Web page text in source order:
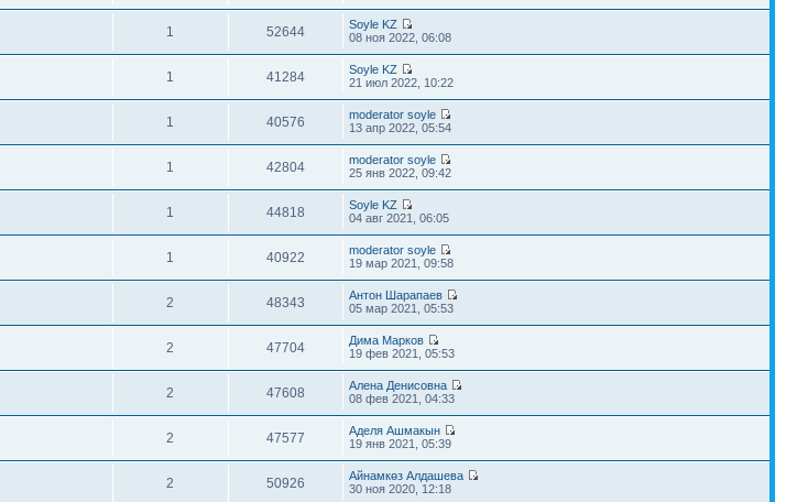
1 52644
Soyle KZ
08 ноя 2022, 06:08
1 41284
Soyle KZ
21 июл 2022, 10:22
1 40576
moderator soyle
13 апр 2022, 05:54
1 42804
moderator soyle
25 янв 2022, 09:42
1 44818
Soyle KZ
04 авг 2021, 06:05
1 40922
moderator soyle
19 мар 2021, 09:58
2 48343
Антон Шарапаев
05 мар 2021, 05:53
2 47704
Дима Марков
19 фев 2021, 05:53
2 47608
Алена Денисовна
08 фев 2021, 04:33
2 47577
Аделя Ашмакын
19 янв 2021, 05:39
2 50926
Айнамкөз Алдашева
30 ноя 2020, 12:18